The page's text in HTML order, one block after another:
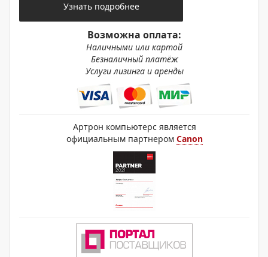
Узнать подробнее
Возможна оплата:
Наличными или картой
Безналичный платёж
Услуги лизинга и аренды
Артрон компьютерс является
официальным партнером Canon